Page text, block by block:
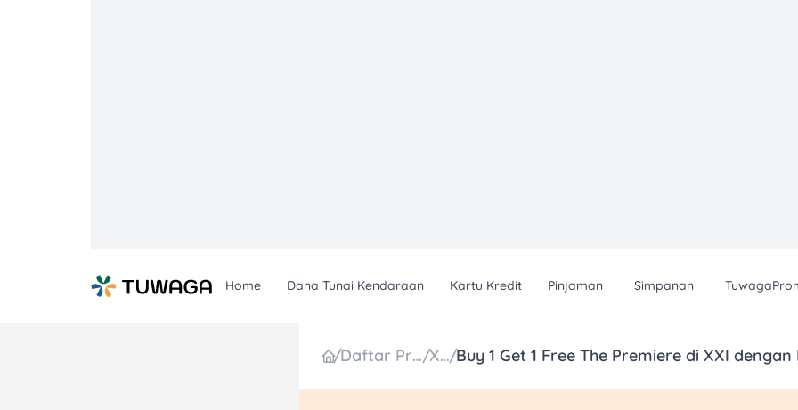
Home Dana Tunai Kendaraan Kartu Kredit Pinjaman Simpanan
/ Daftar Promo/ XXI/